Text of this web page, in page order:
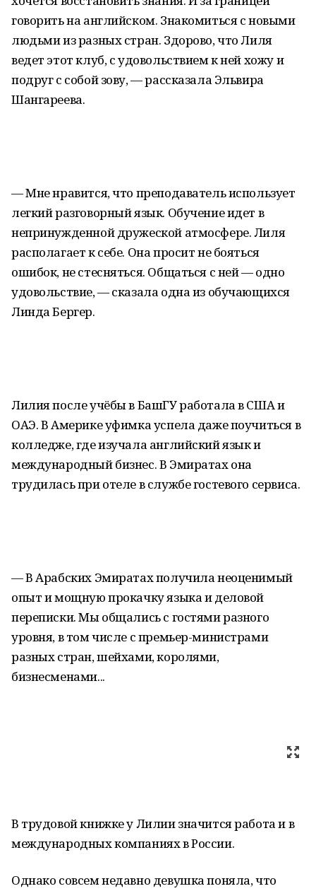
говорить на английском. Знакомиться с новыми
людьми из разных стран. Здорово, что Лиля
ведет этот клуб, с удовольствием к ней хожу и
подруг с собой зову, — рассказала Эльвира
Шангареева.
— Мне нравится, что преподаватель использует
легкий разговорный язык. Обучение идет в
непринужденной дружеской атмосфере. Лиля
располагает к себе. Она просит не бояться
ошибок, не стесняться. Общаться с ней — одно
удовольствие, — сказала одна из обучающихся
Линда Бергер.
Лилия после учёбы в БашГУ работала в США и
ОАЭ. В Америке уфимка успела даже поучиться в
колледже, где изучала английский язык и
международный бизнес. В Эмиратах она
трудилась при отеле в службе гостевого сервиса.
— В Арабских Эмиратах получила неоценимый
опыт и мощную прокачку языка и деловой
переписки. Мы общались с гостями разного
уровня, в том числе с премьер-министрами
разных стран, шейхами, королями,
бизнесменами...
В трудовой книжке у Лилии значится работа и в
международных компаниях в России.
Однако совсем недавно девушка поняла, что